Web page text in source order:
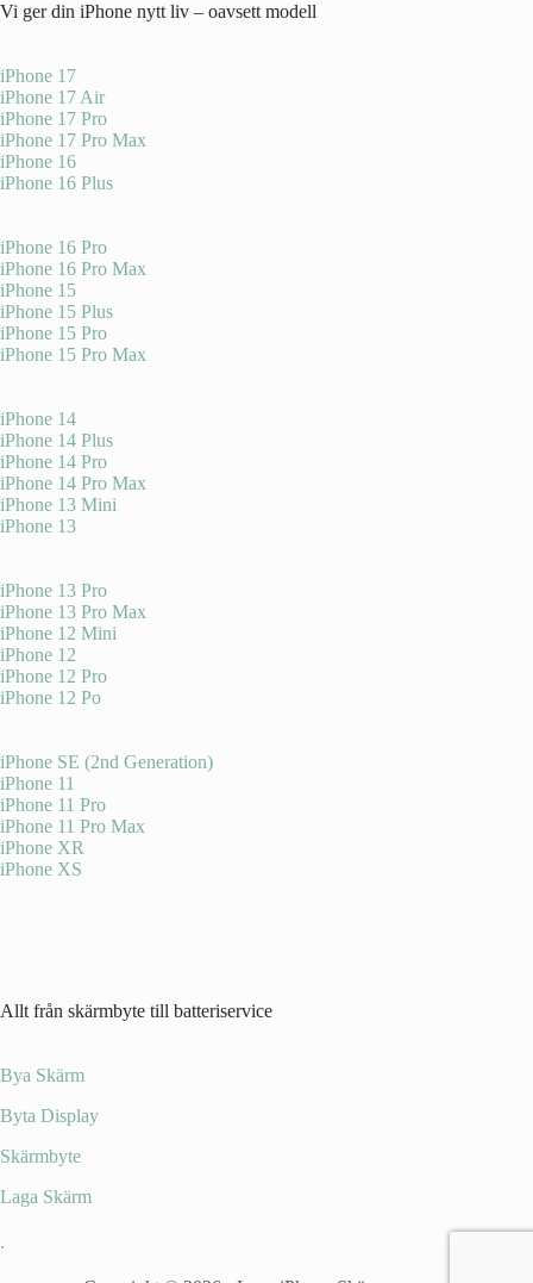
Vi ger din iPhone nytt liv – oavsett modell
iPhone 17
iPhone 17 Air
iPhone 17 Pro
iPhone 17 Pro Max
iPhone 16
iPhone 16 Plus
iPhone 16 Pro
iPhone 16 Pro Max
iPhone 15
iPhone 15 Plus
iPhone 15 Pro
iPhone 15 Pro Max
iPhone 14
iPhone 14 Plus
iPhone 14 Pro
iPhone 14 Pro Max
iPhone 13 Mini
iPhone 13
iPhone 13 Pro
iPhone 13 Pro Max
iPhone 12 Mini
iPhone 12
iPhone 12 Pro
iPhone 12 Po
iPhone SE (2nd Generation)
iPhone 11
iPhone 11 Pro
iPhone 11 Pro Max
iPhone XR
iPhone XS
Allt från skärmbyte till batteriservice
Bya Skärm
Byta Display
Skärmbyte
Laga Skärm
.